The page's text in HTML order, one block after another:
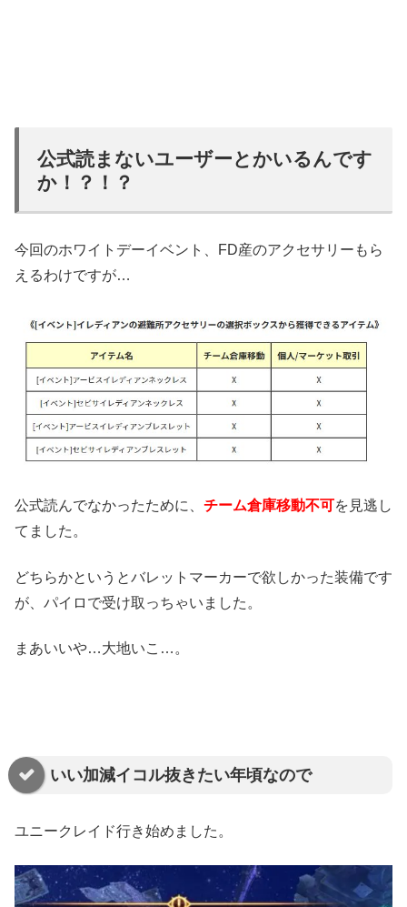
公式読まないユーザーとかいるんです
か！？！？
今回のホワイトデーイベント、FD産のアクセサリーもら
えるわけですが…
公式読んでなかったために、 チーム倉庫移動不可を見逃し
てました。
どちらかというとバレットマーカーで欲しかった装備です
が、パイロで受け取っちゃいました。
まあいいや…大地いこ…。
いい加減イコル抜きたい年頃なので
ユニークレイド行き始めました。